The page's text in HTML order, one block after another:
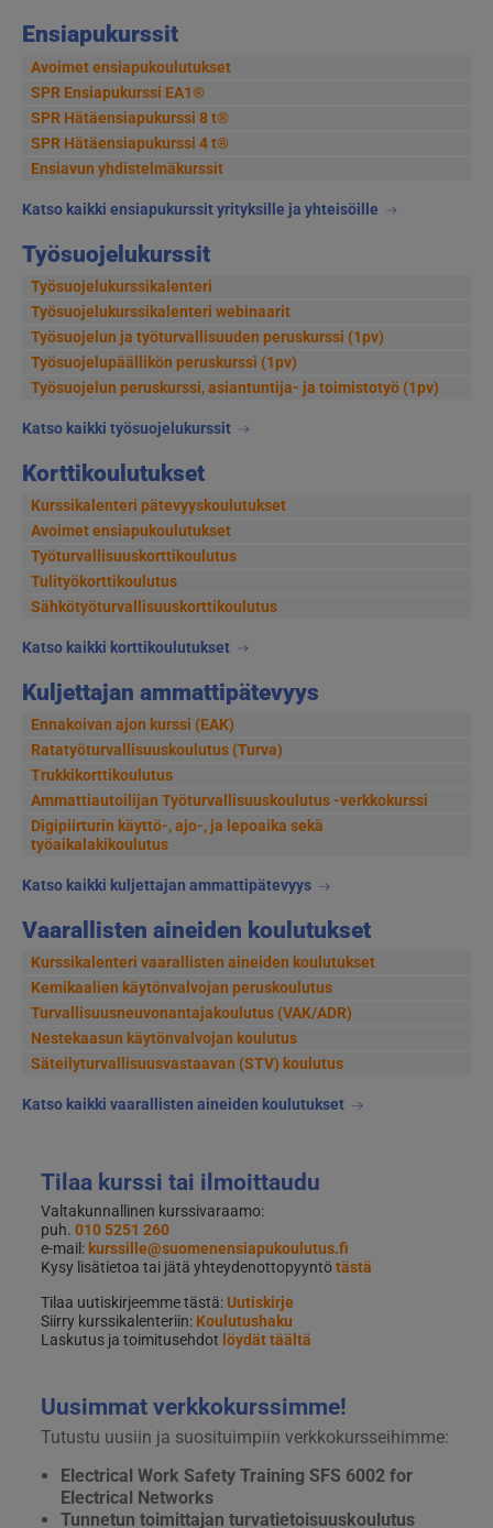
Ensiapukurssit
Avoimet ensiapukoulutukset
SPR Ensiapukurssi EA1®
SPR Hätäensiapukurssi 8 t®
SPR Hätäensiapukurssi 4 t®
Ensiavun yhdistelmäkurssit
Katso kaikki ensiapukurssit yrityksille ja yhteisöille
Työsuojelukurssit
Työsuojelukurssikalenteri
Työsuojelukurssikalenteri webinaarit
Työsuojelun ja työturvallisuuden peruskurssi (1pv)
Työsuojelupäällikön peruskurssi (1pv)
Työsuojelun peruskurssi, asiantuntija- ja toimistotyö (1pv)
Katso kaikki työsuojelukurssit
Korttikoulutukset
Kurssikalenteri pätevyyskoulutukset
Avoimet ensiapukoulutukset
Työturvallisuuskorttikoulutus
Tulityökorttikoulutus
Sähkötyöturvallisuuskorttikoulutus
Katso kaikki korttikoulutukset
Kuljettajan ammattipätevyys
Ennakoivan ajon kurssi (EAK)
Ratatyöturvallisuuskoulutus (Turva)
Trukkikorttikoulutus
Ammattiautoilijan Työturvallisuuskoulutus -verkkokurssi
Digipiirturin käyttö-, ajo-, ja lepoaika sekä
työaikalakikoulutus
Katso kaikki kuljettajan ammattipätevyys
Vaarallisten aineiden koulutukset
Kurssikalenteri vaarallisten aineiden koulutukset
Kemikaalien käytönvalvojan peruskoulutus
Turvallisuusneuvonantajakoulutus (VAK/ADR)
Nestekaasun käytönvalvojan koulutus
Säteilyturvallisuusvastaavan (STV) koulutus
Katso kaikki vaarallisten aineiden koulutukset
Tilaa kurssi tai ilmoittaudu
Valtakunnallinen kurssivaraamo:
puh. 010 5251 260
e-mail: kurssille@suomenensiapukoulutus.fi
Kysy lisätietoa tai jätä yhteydenottopyyntötästä
Tilaa uutiskirjeemme tästä:Uutiskirje
Siirry kurssikalenteriin: Koulutushaku
Laskutus ja toimitusehdot löydät täältä
Uusimmat verkkokurssimme!
Tutustu uusiin ja suosituimpiin verkkokursseihimme:
Electrical Work Safety Training SFS 6002 for
Electrical Networks
Tunnetun toimittajan turvatietoisuuskoulutus